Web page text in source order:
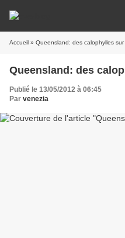
Accueil » Queensland: des calophylles sur
Queensland: des
Publié le 13/05/2012 à 06:45
Par venezia